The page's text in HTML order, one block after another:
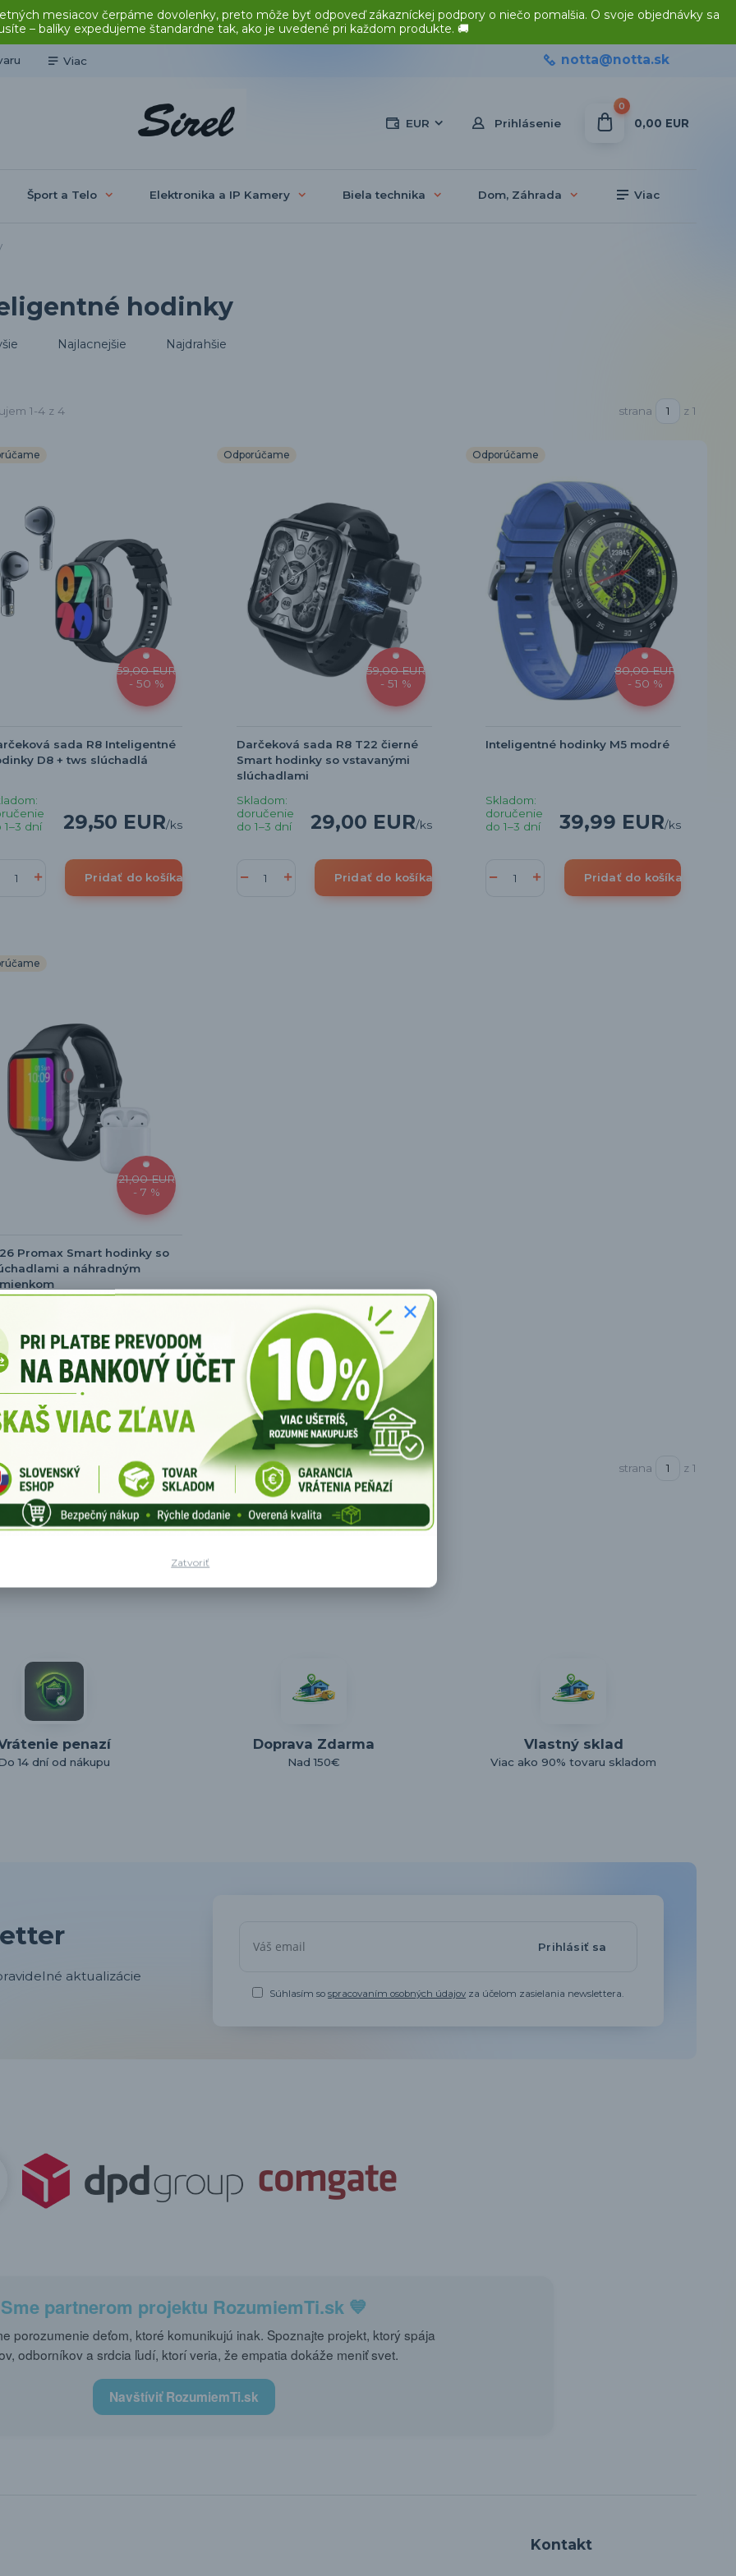
mesiacov čerpáme dovolenky, preto môže byť odpoveď zákazníckej podpory o niečo pomalšia. O svoje objednávky sa
– balíky expedujeme štandardne tak, ako je uvedené pri každom produkte. 🚚
Viac
EUR Prihlásenie
notta@notta.sk
0
0,00 EUR
Šport a Telo Elektronika a IP Kamery Biela technika Dom, Záhrada Viac
hodinky
Najlacnejšie Najdrahšie
1-4 z 4 strana z 1
59,00 EUR
- 50 %
sada R8 Inteligentné
D8 + tws slúchadlá
29,50 EUR/ks
1–3 dní
Pridať do košíka
Odporúčame
59,00 EUR
- 51 %
Darčeková sada R8 T22 čierné
Smart hodinky so vstavanými
slúchadlami
29,00 EUR/ks
Skladom:
doručenie
do 1–3 dní
Pridať do košíka
Odporúčame
80,00 EUR
- 50 %
Inteligentné hodinky M5 modré
39,99 EUR/ks
Skladom:
doručenie
do 1–3 dní
Pridať do košíka
21,00 EUR
- 7 %
Promax Smart hodinky so
a náhradným
Detail
strana z 1
penazí
14 dní od nákupu
Doprava Zdarma
Nad 150€
Vlastný sklad
Viac ako 90% tovaru skladom
aktualizácie
Prihlásiť sa
Súhlasím sospracovaním osobných údajov za účelom zasielania newslettera.
Sme partnerom projektu RozumiemTi.sk 💙
porozumenie deťom, ktoré komunikujú inak. Spoznajte projekt, ktorý spája
odborníkov a srdcia ľudí, ktorí veria, že empatia dokáže meniť svet.
Navštíviť RozumiemTi.sk
Kontakt
Zatvoriť